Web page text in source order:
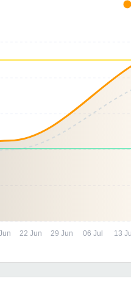
22 Jun 29 Jun 06 Jul 13 Jul